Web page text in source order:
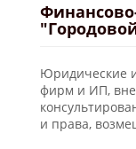
Юридические и
фирм и ИП,
и права,